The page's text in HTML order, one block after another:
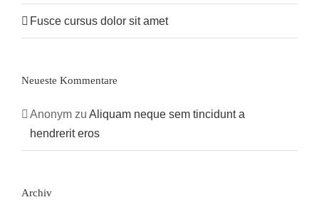
Fusce cursus dolor sit amet
Neueste Kommentare
Anonym zu Aliquam neque sem tincidunt a
hendrerit eros
Archiv